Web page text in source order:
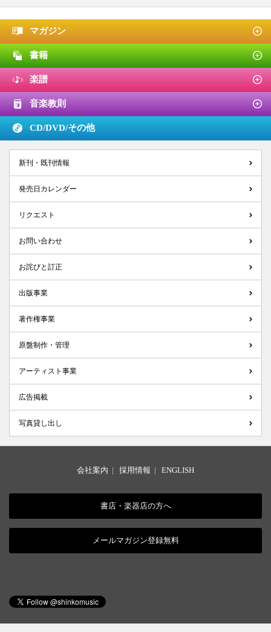
マガジン
書籍
楽譜
音楽教則
CD/DVD/その他
新刊・既刊情報
発売日カレンダー
リクエスト
お問い合わせ
お詫びと訂正
出版事業
著作権事業
原盤制作・管理
アーティスト事業
広告掲載
写真貸し出し
会社案内 | 採用情報 | ENGLISH
書店・楽器店の方へ
メールマガジン登録無料